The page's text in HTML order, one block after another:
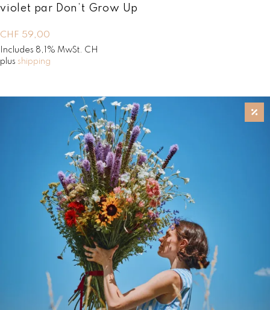
violet par Don’t Grow Up
CHF 59,00
Includes 8,1% MwSt. CH
plus shipping